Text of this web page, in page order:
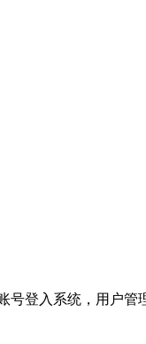
登入系统，用户管